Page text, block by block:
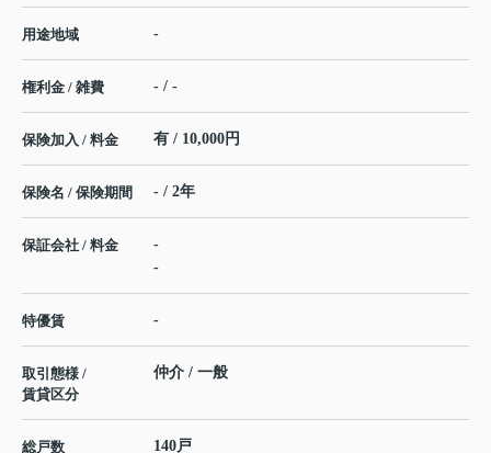
用途地域 -
権利金 / 雑費 - / -
保険加入 / 料金 有 / 10,000円
保険名 / 保険期間 - / 2年
保証会社 / 料金
-
-
特優賃 -
取引態様 /
賃貸区分
仲介 / 一般
総戸数 140戸